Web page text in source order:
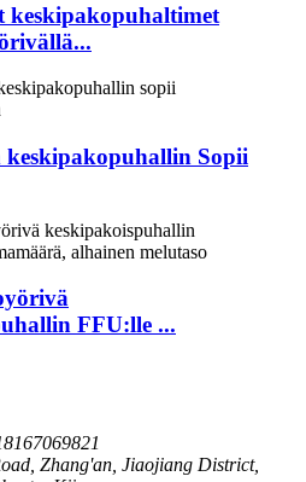
keskipakopuhaltimet
Sopii
FFU:lle ...
Zhang'an, Jiaojiang District,